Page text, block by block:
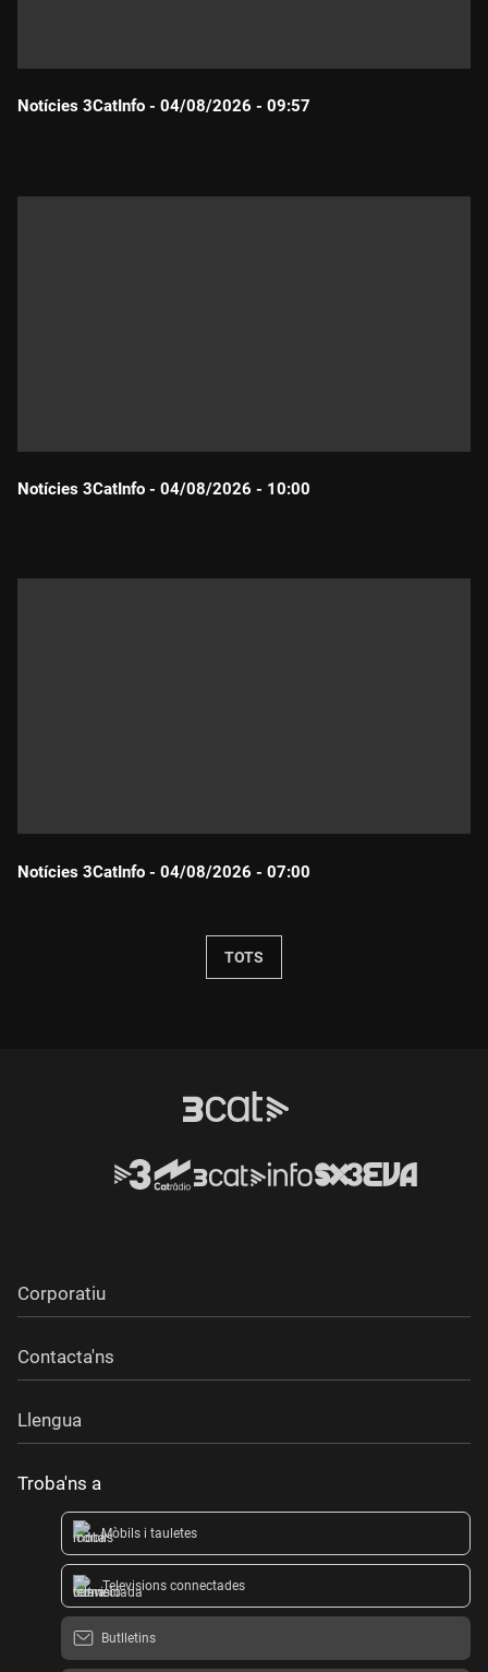
Notícies 3CatInfo - 04/08/2026 - 09:57
Notícies 3CatInfo - 04/08/2026 - 10:00
Notícies 3CatInfo - 04/08/2026 - 07:00
TOTS
Corporatiu
Contacta'ns
Llengua
Troba'ns a
Mòbils i tauletes
Televisions connectades
Butlletins